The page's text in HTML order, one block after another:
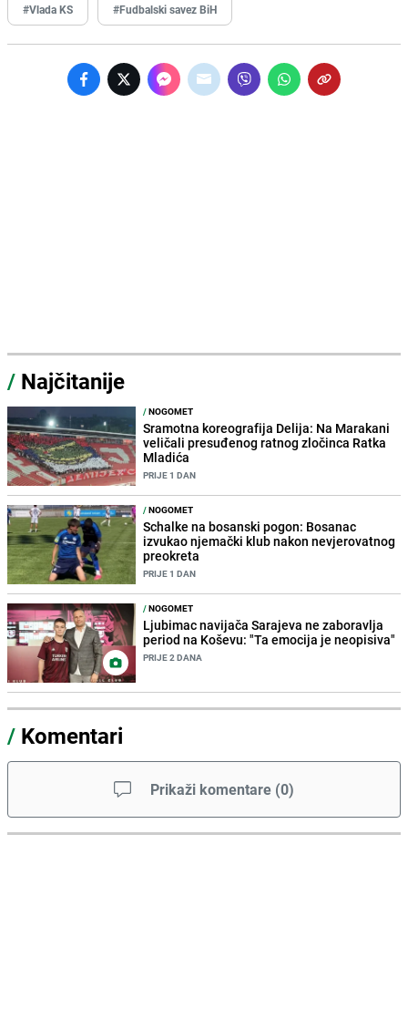
#Vlada KS #Fudbalski savez BiH
/ Najčitanije
/NOGOMET
Sramotna koreografija Delija: Na Marakani
veličali presuđenog ratnog zločinca Ratka
Mladića
PRIJE 1 DAN
/NOGOMET
Schalke na bosanski pogon: Bosanac
izvukao njemački klub nakon nevjerovatnog
preokreta
PRIJE 1 DAN
/NOGOMET
Ljubimac navijača Sarajeva ne zaboravlja
period na Koševu: "Ta emocija je neopisiva"
PRIJE 2 DANA
/ Komentari
Prikaži komentare (0)